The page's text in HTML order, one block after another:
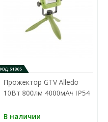
КОД: 61866
Прожектор GTV Alledo
10Вт 800лм 4000мАч IP54
В наличии